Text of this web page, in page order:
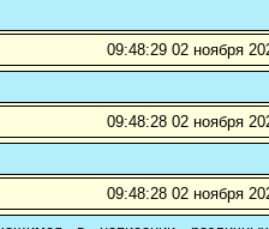
09:48:29 02 ноября
09:48:28 02 ноября
09:48:28 02 ноября